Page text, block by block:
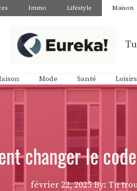
Immo Lifestyle Maison
Mode Santé Loisirs
changer le
février 22, 2025 By: Tu